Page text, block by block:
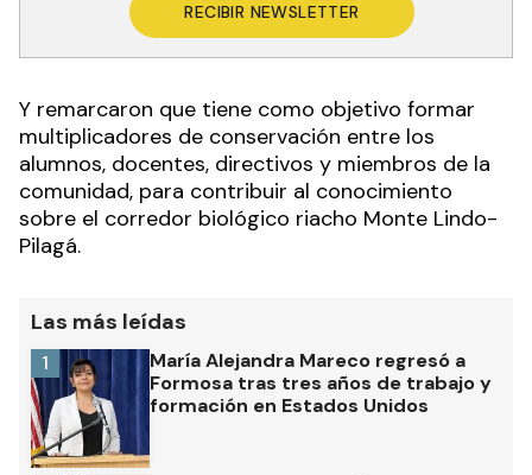
RECIBIR NEWSLETTER
Y remarcaron que tiene como objetivo formar
multiplicadores de conservación entre los
alumnos, docentes, directivos y miembros de la
comunidad, para contribuir al conocimiento
sobre el corredor biológico riacho Monte Lindo-
Pilagá.
Las más leídas
María Alejandra Mareco regresó a
Formosa tras tres años de trabajo y
formación en Estados Unidos
1